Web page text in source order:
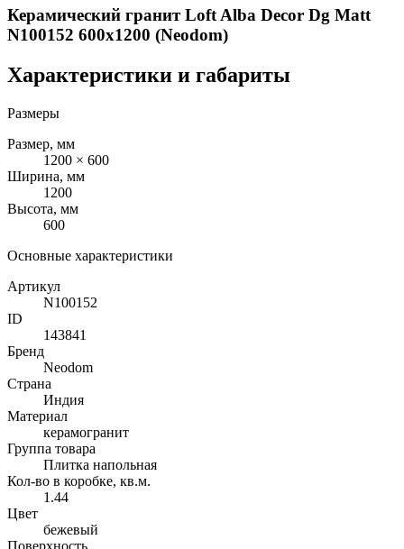
Керамический гранит Loft Alba Decor Dg Matt
N100152 600x1200 (Neodom)
Характеристики и габариты
Размеры
Размер, мм
1200 × 600
Ширина, мм
1200
Высота, мм
600
Основные характеристики
Артикул
N100152
ID
143841
Бренд
Neodom
Страна
Индия
Материал
керамогранит
Группа товара
Плитка напольная
Кол-во в коробке, кв.м.
1.44
Цвет
бежевый
Поверхность